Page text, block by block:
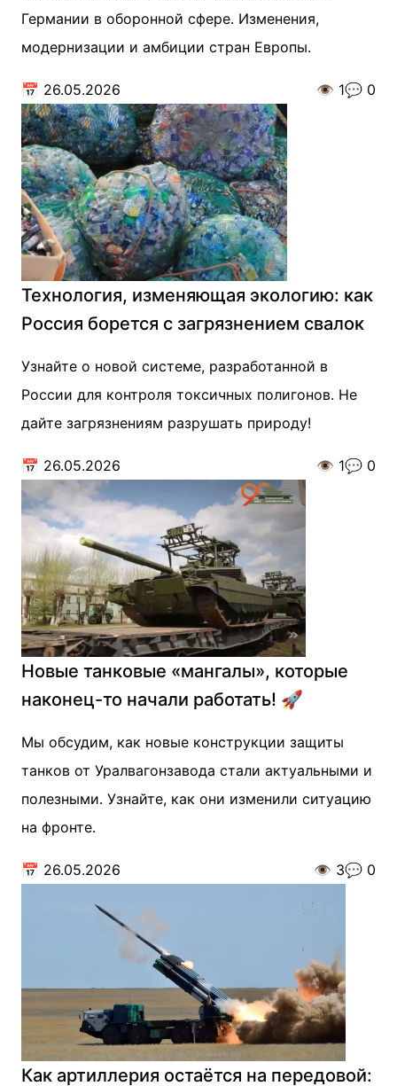
Германии в оборонной сфере. Изменения,
модернизации и амбиции стран Европы.
📅 26.05.2026 👁️ 1💬 0
Технология, изменяющая экологию: как
Россия борется с загрязнением свалок
Узнайте о новой системе, разработанной в
России для контроля токсичных полигонов. Не
дайте загрязнениям разрушать природу!
📅 26.05.2026 👁️ 1💬 0
Новые танковые «мангалы», которые
наконец-то начали работать! 🚀
Мы обсудим, как новые конструкции защиты
танков от Уралвагонзавода стали актуальными и
полезными. Узнайте, как они изменили ситуацию
на фронте.
📅 26.05.2026 👁️ 3💬 0
Как артиллерия остаётся на передовой: